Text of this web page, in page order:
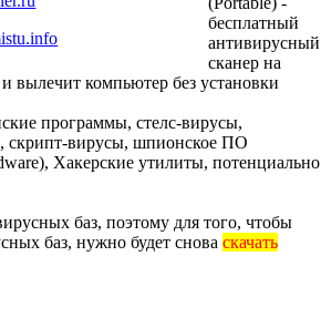
бесплатный
антивирусный
сканер на
вылечит компьютер без установки
программы, стелс-вирусы,
скрипт-вирусы, шпионское ПО
Хакерские утилиты, потенциально
баз, поэтому для того, чтобы
баз, нужно будет снова скачать